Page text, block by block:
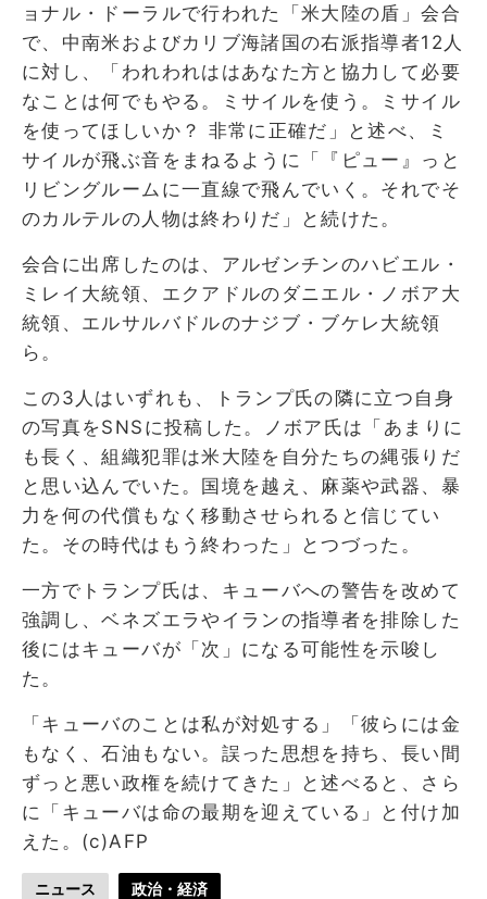
ョナル・ドーラルで行われた「米大陸の盾」会合
で、中南米およびカリブ海諸国の右派指導者12人
に対し、「われわれははあなた方と協力して必要
なことは何でもやる。ミサイルを使う。ミサイル
を使ってほしいか？ 非常に正確だ」と述べ、ミ
サイルが飛ぶ音をまねるように「『ピュー』っと
リビングルームに一直線で飛んでいく。それでそ
のカルテルの人物は終わりだ」と続けた。
会合に出席したのは、アルゼンチンのハビエル・
ミレイ大統領、エクアドルのダニエル・ノボア大
統領、エルサルバドルのナジブ・ブケレ大統領
ら。
この3人はいずれも、トランプ氏の隣に立つ自身
の写真をSNSに投稿した。ノボア氏は「あまりに
も長く、組織犯罪は米大陸を自分たちの縄張りだ
と思い込んでいた。国境を越え、麻薬や武器、暴
力を何の代償もなく移動させられると信じてい
た。その時代はもう終わった」とつづった。
一方でトランプ氏は、キューバへの警告を改めて
強調し、ベネズエラやイランの指導者を排除した
後にはキューバが「次」になる可能性を示唆し
た。
「キューバのことは私が対処する」「彼らには金
もなく、石油もない。誤った思想を持ち、長い間
ずっと悪い政権を続けてきた」と述べると、さら
に「キューバは命の最期を迎えている」と付け加
えた。(c)AFP
ニュース 政治・経済